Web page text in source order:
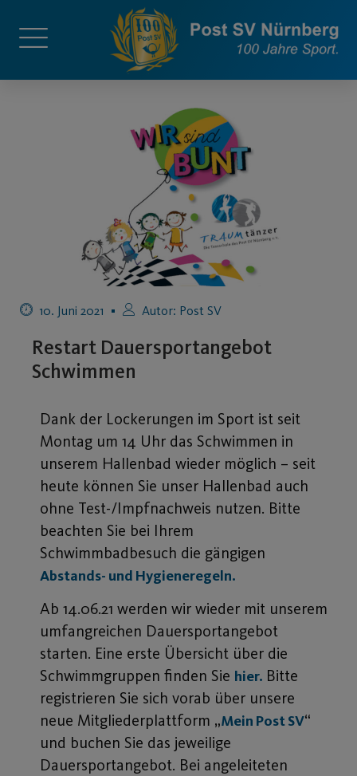
10. Juni 2021 Autor: Post SV
Restart Dauersportangebot
Schwimmen
Dank der Lockerungen im Sport ist seit
Montag um 14 Uhr das Schwimmen in
unserem Hallenbad wieder möglich – seit
heute können Sie unser Hallenbad auch
ohne Test-/Impfnachweis nutzen. Bitte
beachten Sie bei Ihrem
Schwimmbadbesuch die gängigen
Abstands- und Hygieneregeln.
Ab 14.06.21 werden wir wieder mit unserem
umfangreichen Dauersportangebot
starten. Eine erste Übersicht über die
Schwimmgruppen finden Sie hier. Bitte
registrieren Sie sich vorab über unsere
neue Mitgliederplattform „Mein Post SV“
und buchen Sie das jeweilige
Dauersportangebot. Bei angeleiteten